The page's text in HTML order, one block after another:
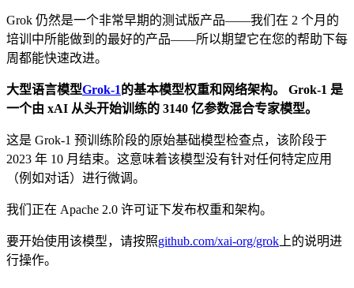
Grok 仍然是一个非常早期的测试版产品——我们在 2 个月的
培训中所能做到的最好的产品——所以期望它在您的帮助下每
周都能快速改进。
大型语言模型Grok-1的基本模型权重和网络架构。 Grok-1 是
一个由 xAI 从头开始​​训练的 3140 亿参数混合专家模型。
这是 Grok-1 预训练阶段的原始基础模型检查点，该阶段于
2023 年 10 月结束。这意味着该模型没有针对任何特定应用
（例如对话）进行微调。
我们正在 Apache 2.0 许可证下发布权重和架构。
要开始使用该模型，请按照github.com/xai-org/grok 上的说明进
行操作。